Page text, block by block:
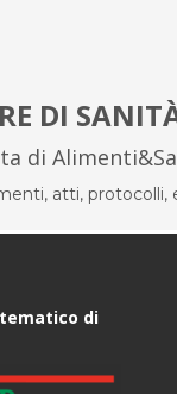
DI
di
atti, protocolli,
di